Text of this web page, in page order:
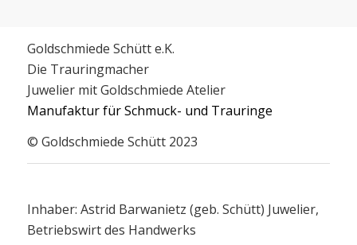
Goldschmiede Schütt e.K.
Die Trauringmacher
Juwelier mit Goldschmiede Atelier
Manufaktur für Schmuck- und Trauringe
© Goldschmiede Schütt 2023
Inhaber: Astrid Barwanietz (geb. Schütt) Juwelier,
Betriebswirt des Handwerks